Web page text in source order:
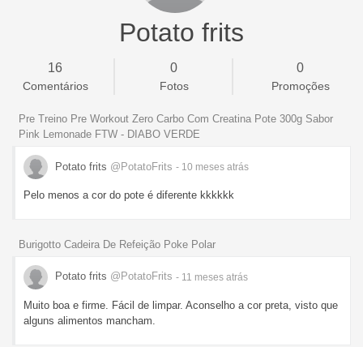
Potato frits
16
Comentários
0
Fotos
0
Promoções
Pre Treino Pre Workout Zero Carbo Com Creatina Pote 300g Sabor
Pink Lemonade FTW - DIABO VERDE
Potato frits @PotatoFrits - 10 meses atrás
Pelo menos a cor do pote é diferente kkkkkk
Burigotto Cadeira De Refeição Poke Polar
Potato frits @PotatoFrits - 11 meses atrás
Muito boa e firme. Fácil de limpar. Aconselho a cor preta, visto que
alguns alimentos mancham.